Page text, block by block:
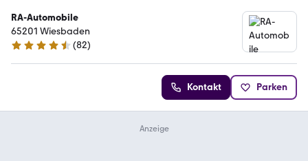
RA-Automobile
65201 Wiesbaden
4.5 Sterne
(82)
Kontakt Parken